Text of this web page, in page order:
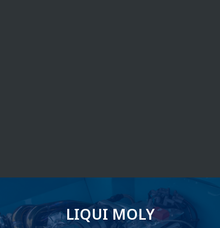
LIQUI MOLY